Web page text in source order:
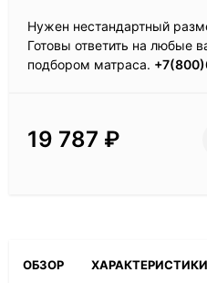
Нужен нестандартный
Готовы ответить на любые
подбором матраса.
19 787 ₽
ОБЗОР ХАРАКТЕРИСТИКИ